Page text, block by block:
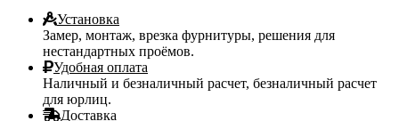
Установка
Замер, монтаж, врезка фурнитуры, решения для
нестандартных проёмов.
Удобная оплата
Наличный и безналичный расчет, безналичный расчет
для юрлиц.
Доставка